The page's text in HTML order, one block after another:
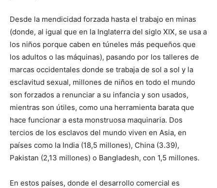
Desde la mendicidad forzada hasta el trabajo en minas
(donde, al igual que en la Inglaterra del siglo XIX, se usa a
los niños porque caben en túneles más pequeños que
los adultos o las máquinas), pasando por los talleres de
marcas occidentales donde se trabaja de sol a sol y la
esclavitud sexual, millones de niños en todo el mundo
son forzados a renunciar a su infancia y son usados,
mientras son útiles, como una herramienta barata que
hace funcionar a esta monstruosa maquinaria. Dos
tercios de los esclavos del mundo viven en Asia, en
países como la India (18,5 millones), China (3.39),
Pakistan (2,13 millones) o Bangladesh, con 1,5 millones.
En estos países, donde el desarrollo comercial es